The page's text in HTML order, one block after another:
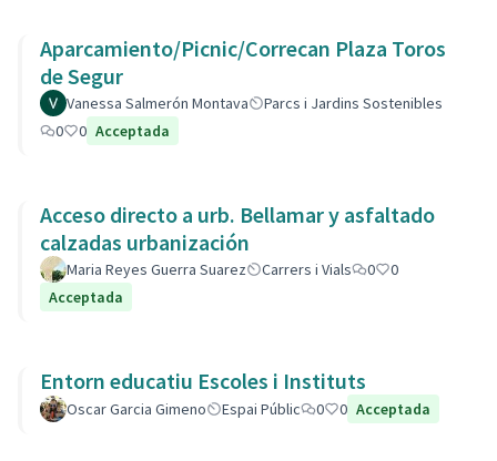
Aparcamiento/Picnic/Correcan Plaza Toros
de Segur
Vanessa Salmerón Montava
Parcs i Jardins Sostenibles
0
0 Acceptada
Acceso directo a urb. Bellamar y asfaltado
calzadas urbanización
Maria Reyes Guerra Suarez Carrers i Vials 0
0
Acceptada
Entorn educatiu Escoles i Instituts
Oscar Garcia Gimeno Espai Públic 0 0 Acceptada